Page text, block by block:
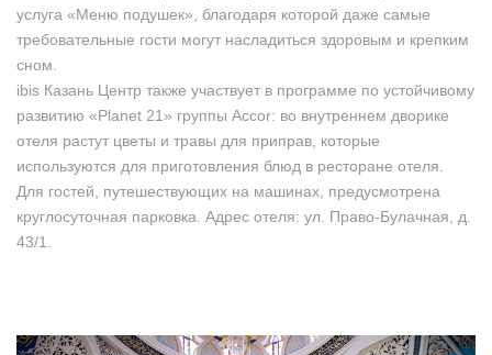
услуга «Меню подушек», благодаря которой даже самые
требовательные гости могут насладиться здоровым и крепким
сном.
ibis Казань Центр также участвует в программе по устойчивому
развитию «Planet 21» группы Accor: во внутреннем дворике
отеля растут цветы и травы для приправ, которые
используются для приготовления блюд в ресторане отеля.
Для гостей, путешествующих на машинах, предусмотрена
круглосуточная парковка. Адрес отеля: ул. Право-Булачная, д.
43/1.